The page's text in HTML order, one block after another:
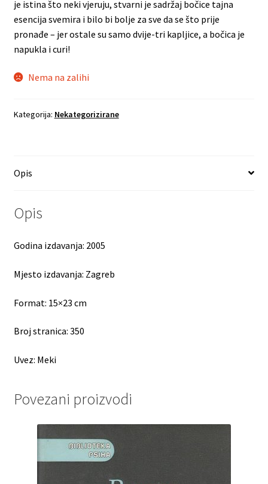
je istina što neki vjeruju, stvarni je sadržaj bočice tajna
esencija svemira i bilo bi bolje za sve da se što prije
pronađe – jer ostale su samo dvije-tri kapljice, a bočica je
napukla i curi!
Nema na zalihi
Kategorija: Nekategorizirane
Opis
Opis
Godina izdavanja: 2005
Mjesto izdavanja: Zagreb
Format: 15×23 cm
Broj stranica: 350
Uvez: Meki
Povezani proizvodi